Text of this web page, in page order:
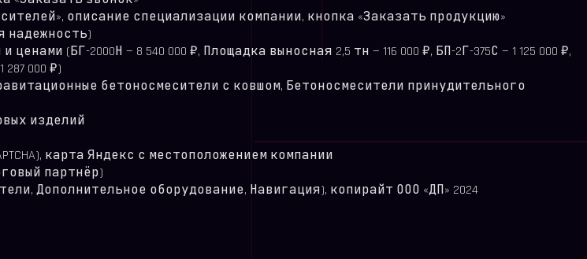
описание специализации компании, кнопка «Заказать продукцию»
надежность)
(БГ-2000Н — 8 540 000 ₽, Площадка выносная 2,5 тн — 116 000 ₽, БП-2Г-375С — 1 125 000 ₽,
000 ₽)
бетоносмесители с ковшом, Бетоносмесители принудительного
изделий
карта Яндекс с местоположением компании
партнёр)
Дополнительное оборудование, Навигация), копирайт ООО «ДП» 2024